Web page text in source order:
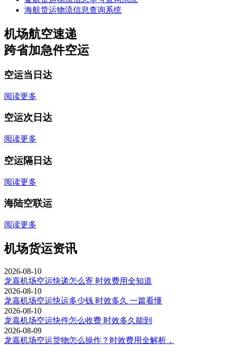
海航货运物流信息查询系统
机场航空速递
跨省加急件空运
空运当日达
阅读更多
空运次日达
阅读更多
空运隔日达
阅读更多
海陆空联运
阅读更多
机场货运资讯
2026-08-10
龙嘉机场空运快递怎么寄 时效费用全知道
2026-08-10
龙嘉机场空运快运多少钱 时效多久 一篇看懂
2026-08-10
龙嘉机场空运快件怎么收费 时效多久能到
2026-08-09
龙嘉机场空运货物怎么操作？时效费用全解析，